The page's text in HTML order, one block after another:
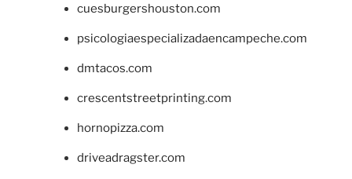
cuesburgershouston.com
psicologiaespecializadaencampeche.com
dmtacos.com
crescentstreetprinting.com
hornopizza.com
driveadragster.com